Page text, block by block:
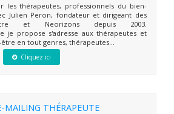
les thérapeutes, professionnels du bien-
Julien Peron, fondateur et dirigeant des
et Neorizons depuis 2003.
je propose s'adresse aux thérapeutes et
en tout genres, thérapeutes...
Cliquez ici
MAILING THÉRAPEUTE